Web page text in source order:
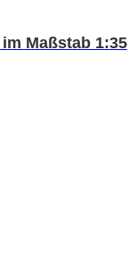
Maßstab 1:35